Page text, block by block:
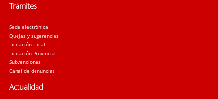
Trámites
Sede electrónica
Quejas y sugerencias
Licitación Local
Licitación Provincial
Subvenciones
Canal de denuncias
Actualidad